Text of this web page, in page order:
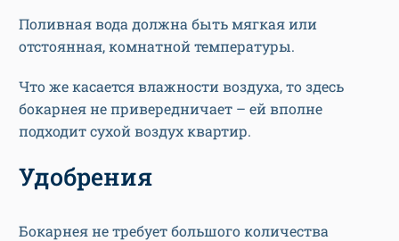
Поливная вода должна быть мягкая или
отстоянная, комнатной температуры.
Что же касается влажности воздуха, то здесь
бокарнея не привередничает – ей вполне
подходит сухой воздух квартир.
Удобрения
Бокарнея не требует большого количества